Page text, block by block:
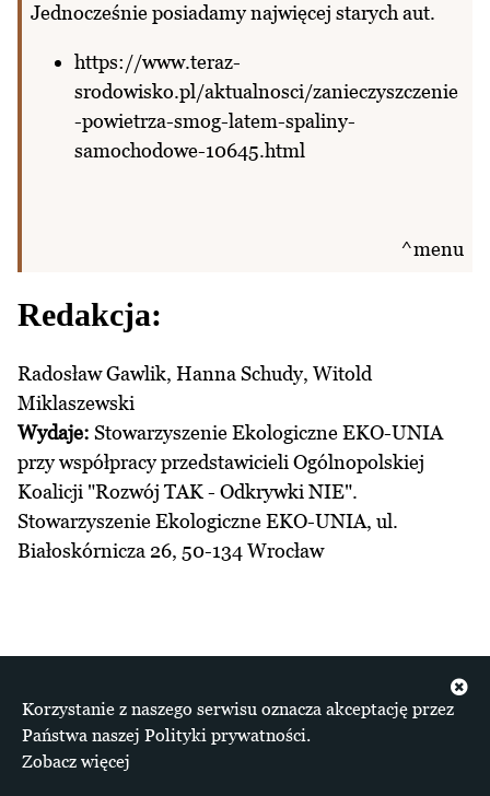
Jednocześnie posiadamy najwięcej starych aut.
https://www.teraz-
srodowisko.pl/aktualnosci/zanieczyszczenie
-powietrza-smog-latem-spaliny-
samochodowe-10645.html
^menu
Redakcja:
Radosław Gawlik, Hanna Schudy, Witold
Miklaszewski
Wydaje: Stowarzyszenie Ekologiczne EKO-UNIA
przy współpracy przedstawicieli Ogólnopolskiej
Koalicji "Rozwój TAK - Odkrywki NIE".
Stowarzyszenie Ekologiczne EKO-UNIA, ul.
Białoskórnicza 26, 50-134 Wrocław
Pierwsza debata o bezpieczeństwie klimatycznym
Polski w Sejmie.
Newsletter/ Obserwator TEPP (Transformacji
Korzystanie z naszego serwisu oznacza akceptację przez
Państwa naszej Polityki prywatności.
Zobacz więcej